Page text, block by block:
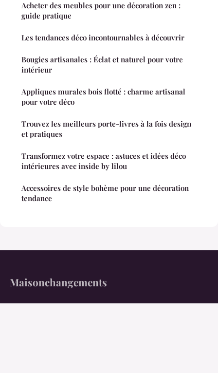
Acheter des meubles pour une décoration zen :
guide pratique
Les tendances déco incontournables à découvrir
Bougies artisanales : Éclat et naturel pour votre
intérieur
Appliques murales bois flotté : charme artisanal
pour votre déco
Trouvez les meilleurs porte-livres à la fois design
et pratiques
Transformez votre espace : astuces et idées déco
intérieures avec inside by lilou
Accessoires de style bohème pour une décoration
tendance
Maisonchangements